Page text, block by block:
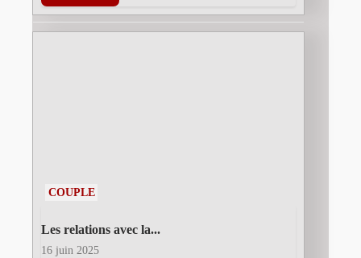
COUPLE
Les relations avec la...
16 juin 2025